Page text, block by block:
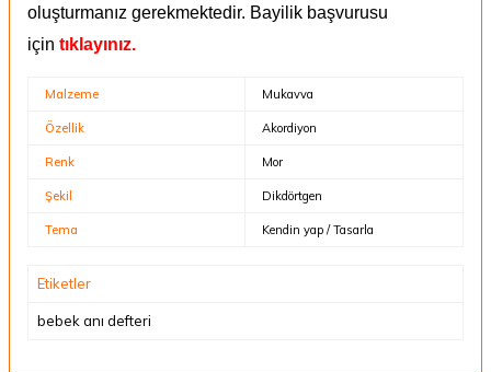
oluşturmanız gerekmektedir. Bayilik başvurusu
için tıklayınız.
Malzeme Mukavva
Özellik Akordiyon
Renk Mor
Şekil Dikdörtgen
Tema Kendin yap / Tasarla
Etiketler
bebek anı defteri